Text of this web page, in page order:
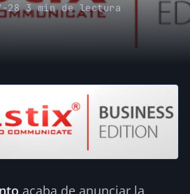
28·3 min de lectura ·
acaba de anunciar la